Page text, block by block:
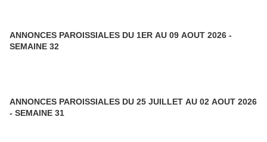
ANNONCES PAROISSIALES DU 1ER AU 09 AOUT 2026 -
SEMAINE 32
ANNONCES PAROISSIALES DU 25 JUILLET AU 02 AOUT 2026
- SEMAINE 31